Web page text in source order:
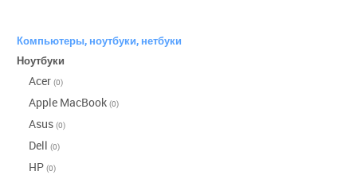
Компьютеры, ноутбуки, нетбуки
Ноутбуки
Acer (0)
Apple MacBook (0)
Asus (0)
Dell (0)
HP (0)